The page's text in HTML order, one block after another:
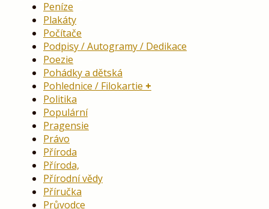
Peníze
Plakáty
Počítače
Podpisy / Autogramy / Dedikace
Poezie
Pohádky a dětská
Pohlednice / Filokartie
Politika
Populární
Pragensie
Právo
Příroda
Příroda,
Přírodní vědy
Příručka
Průvodce